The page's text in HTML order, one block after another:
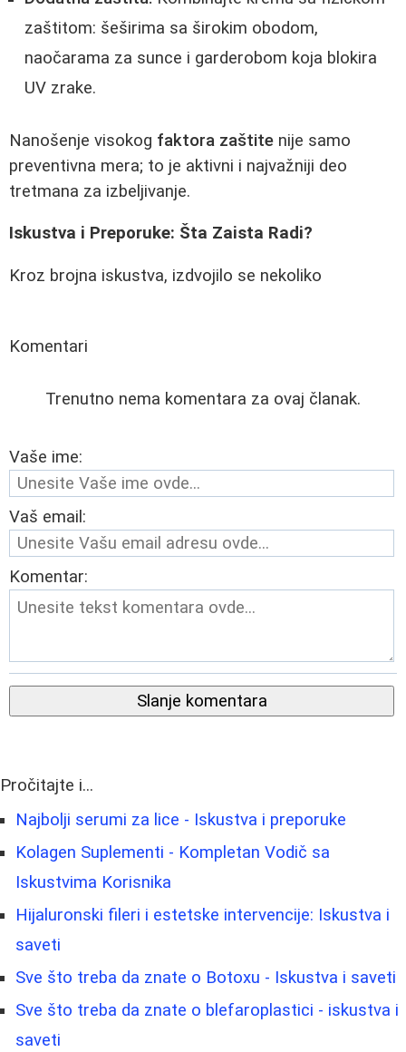
zaštitom: šeširima sa širokim obodom,
naočarama za sunce i garderobom koja blokira
UV zrake.
Nanošenje visokog faktora zaštite nije samo
preventivna mera; to je aktivni i najvažniji deo
tretmana za izbeljivanje.
Iskustva i Preporuke: Šta Zaista Radi?
Kroz brojna iskustva, izdvojilo se nekoliko
Komentari
Trenutno nema komentara za ovaj članak.
Vaše ime:
Vaš email:
Komentar:
Slanje komentara
Pročitajte i...
Najbolji serumi za lice - Iskustva i preporuke
Kolagen Suplementi - Kompletan Vodič sa
Iskustvima Korisnika
Hijaluronski fileri i estetske intervencije: Iskustva i
saveti
Sve što treba da znate o Botoxu - Iskustva i saveti
Sve što treba da znate o blefaroplastici - iskustva i
saveti